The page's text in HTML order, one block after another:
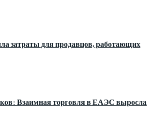
затраты для продавцов, работающих
Взаимная торговля в ЕАЭС выросла